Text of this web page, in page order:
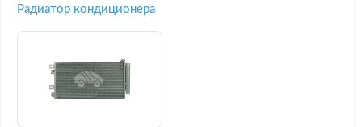
Радиатор кондиционера